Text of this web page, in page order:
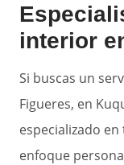
interior
Si buscas un
Figueres, en
especializado
enfoque